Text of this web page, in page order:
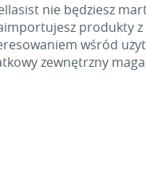
nie będziesz
produkty
wśród
zewnętrzny